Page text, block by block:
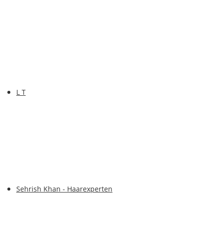
L T
Sehrish Khan - Haarexperten